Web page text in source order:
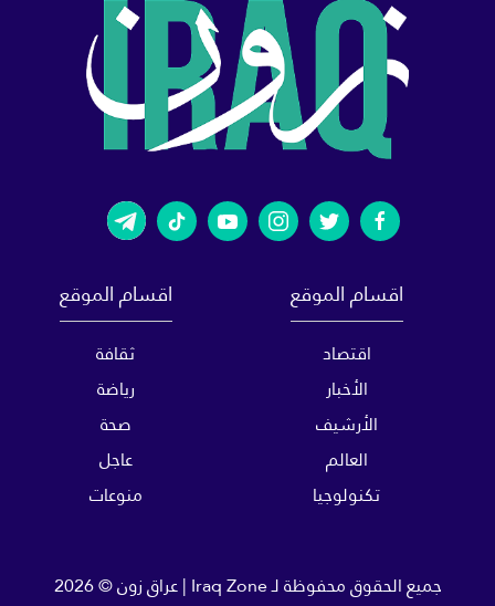
اقسام الموقع
اقتصاد
الأخبار
الأرشيف
العالم
تكنولوجيا
اقسام الموقع
ثقافة
رياضة
صحة
عاجل
منوعات
جميع الحقوق محفوظة لـIraq Zone | عراق زون © 2026